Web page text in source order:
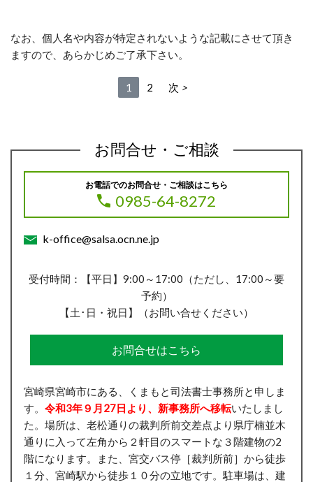
なお、個人名や内容が特定されないような記載にさせて頂き
ますので、あらかじめご了承下さい。
1 2 次
お問合せ・ご相談
お電話でのお問合せ・ご相談はこちら
0985-64-8272
k-office@salsa.ocn.ne.jp
受付時間：【平日】9:00～17:00（ただし、17:00～要
予約）
【土･日・祝日】（お問い合せください）
お問合せはこちら
宮崎県宮崎市にある、くまもと司法書士事務所と申しま
す。 令和3年９月27日より、新事務所へ移転いたしまし
た。場所は、老松通りの裁判所前交差点より県庁楠並木
通りに入って左角から２軒目のスマートな３階建物の2
階になります。また、宮交バス停［裁判所前］から徒歩
１分、宮崎駅から徒歩１０分の立地です。駐車場は、建